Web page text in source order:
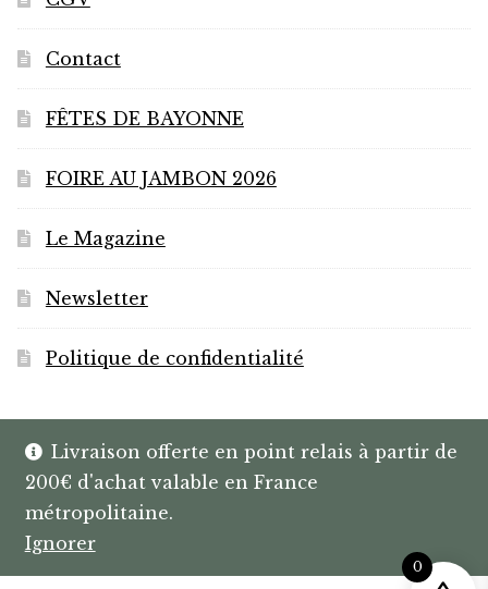
Livraison offerte en point relais à partir de
200€ d'achat valable en France
métropolitaine.
Ignorer
Contact
FÊTES DE BAYONNE
FOIRE AU JAMBON 2026
Le Magazine
Newsletter
Politique de confidentialité
© HANNIBAL | CAVISTE À BAYONNE |
SPIRITUEUX & BOX SUR MESURE
0